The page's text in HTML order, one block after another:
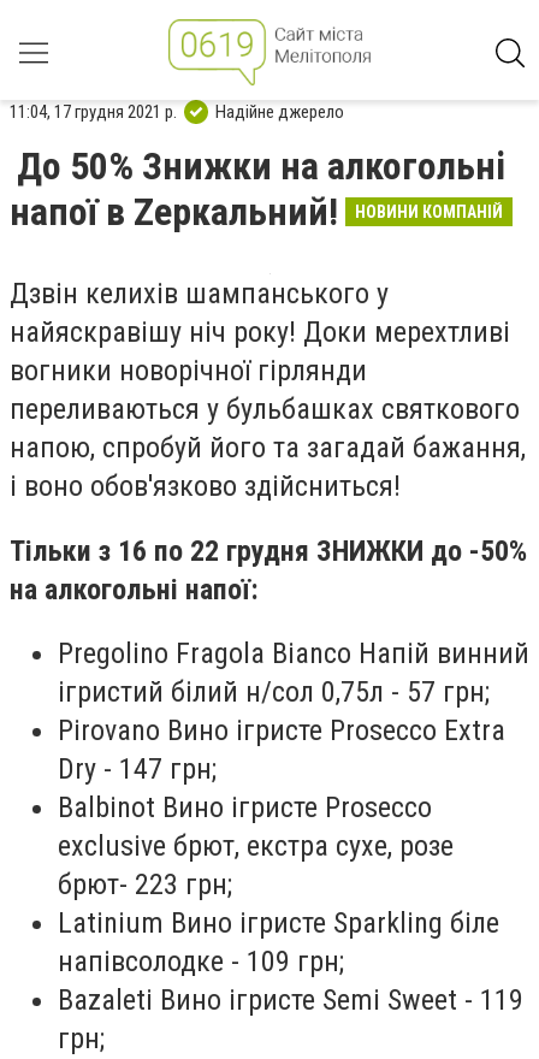
11:04, 17 грудня 2021 р. Надійне джерело
До 50% Знижки на алкогольнi
напої в Zеркальний!
НОВИНИ КОМПАНІЙ
Дзвін келихів шампанського у
найяскравішу ніч року! Доки мерехтливі
вогники новорічної гірлянди
переливаються у бульбашках святкового
напою, спробуй його та загадай бажання,
і воно обов'язково здійсниться!
Тільки з 16 по 22 грудня ЗНИЖКИ до -50%
на алкогольні напої:
Pregolino Fragola Bianco Напій винний
ігристий білий н/сол 0,75л - 57 грн;
Pirovano Вино ігристе Prosecco Extra
Dry - 147 грн;
Balbinot Вино ігристе Prosecco
еxclusive брют, екстра сухе, розе
брют- 223 грн;
Latinium Вино ігристе Sparkling біле
напівсолодке - 109 грн;
Bazaleti Вино ігристе Semi Sweet - 119
грн;